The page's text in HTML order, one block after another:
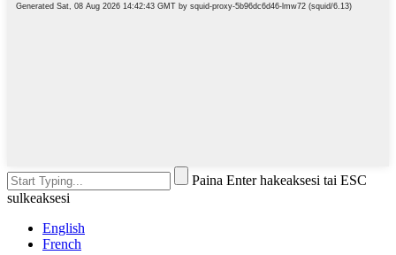
Paina Enter hakeaksesi tai ESC
sulkeaksesi
English
French